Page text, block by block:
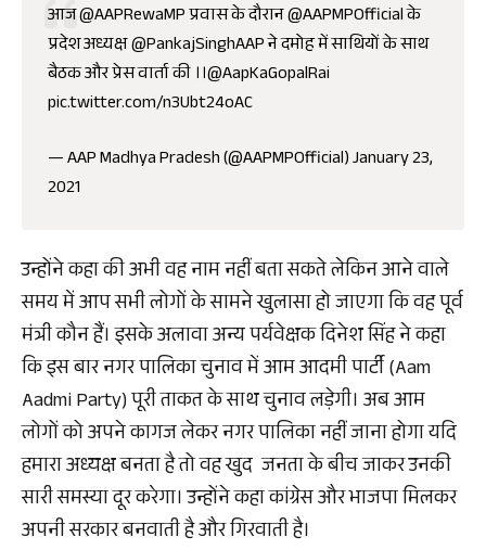
आज@AAPRewaMPप्रवास के दौरान@AAPMPOfficialके
प्रदेश अध्यक्ष@PankajSinghAAPने दमोह में साथियों के साथ
बैठक और प्रेस वार्ता की ।।@AapKaGopalRai
pic.twitter.com/n3Ubt24oAC
— AAP Madhya Pradesh (@AAPMPOfficial)January 23,
2021
उन्होंने कहा की अभी वह नाम नहीं बता सकते लेकिन आने वाले
समय में आप सभी लोगों के सामने खुलासा हो जाएगा कि वह पूर्व
मंत्री कौन हैं। इसके अलावा अन्य पर्यवेक्षक दिनेश सिंह ने कहा
कि इस बार नगर पालिका चुनाव में आम आदमी पार्टी (Aam
Aadmi Party) पूरी ताकत के साथ चुनाव लड़ेगी। अब आम
लोगों को अपने कागज लेकर नगर पालिका नहीं जाना होगा यदि
हमारा अध्यक्ष बनता है तो वह खुद जनता के बीच जाकर उनकी
सारी समस्या दूर करेगा। उन्होंने कहा कांग्रेस और भाजपा मिलकर
अपनी सरकार बनवाती है और गिरवाती है।